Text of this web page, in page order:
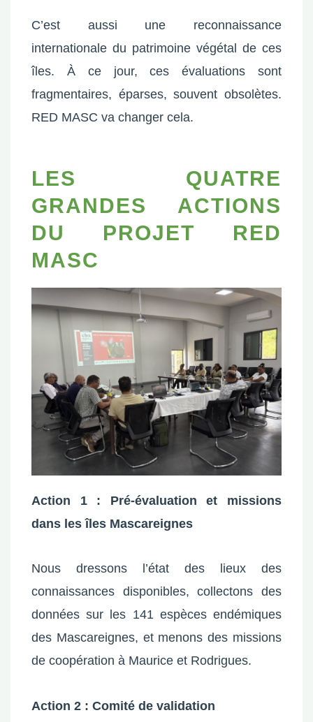
C’est aussi une reconnaissance
internationale du patrimoine végétal de ces
îles. À ce jour, ces évaluations sont
fragmentaires, éparses, souvent obsolètes.
RED MASC va changer cela.
LES QUATRE
GRANDES ACTIONS
DU PROJET RED
MASC
Action 1 : Pré-évaluation et missions
dans les îles Mascareignes
Nous dressons l’état des lieux des
connaissances disponibles, collectons des
données sur les 141 espèces endémiques
des Mascareignes, et menons des missions
de coopération à Maurice et Rodrigues.
Action 2 : Comité de validation